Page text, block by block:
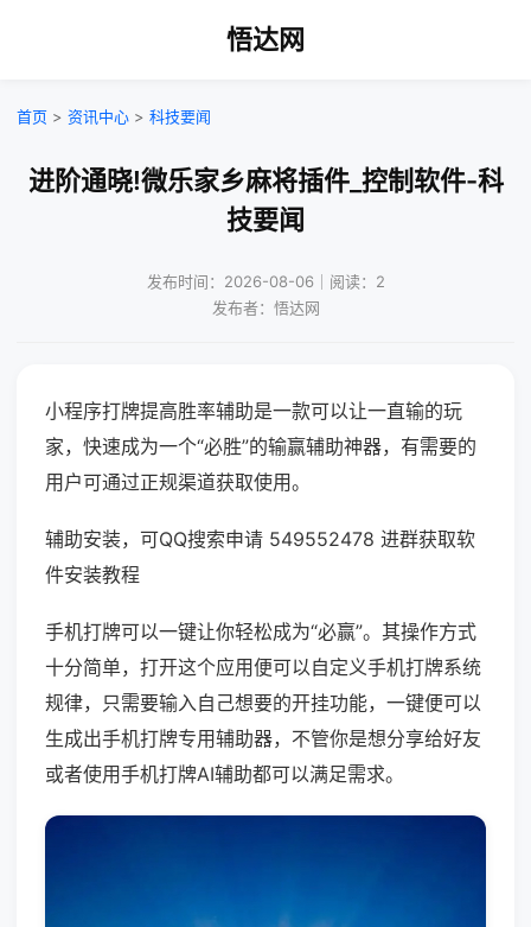
悟达网
首页 > 资讯中心 > 科技要闻
进阶通晓!微乐家乡麻将插件_控制软件-科
技要闻
发布时间：2026-08-06｜阅读：2
发布者：悟达网
小程序打牌提高胜率辅助是一款可以让一直输的玩
家，快速成为一个“必胜”的输赢辅助神器，有需要的
用户可通过正规渠道获取使用。
辅助安装，可QQ搜索申请 549552478 进群获取软
件安装教程
手机打牌可以一键让你轻松成为“必赢”。其操作方式
十分简单，打开这个应用便可以自定义手机打牌系统
规律，只需要输入自己想要的开挂功能，一键便可以
生成出手机打牌专用辅助器，不管你是想分享给好友
或者使用手机打牌AI辅助都可以满足需求。